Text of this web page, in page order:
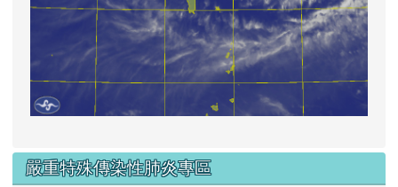
嚴重特殊傳染性肺炎專區